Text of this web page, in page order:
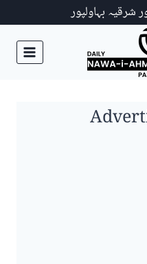
شرقیہ بہاولپور